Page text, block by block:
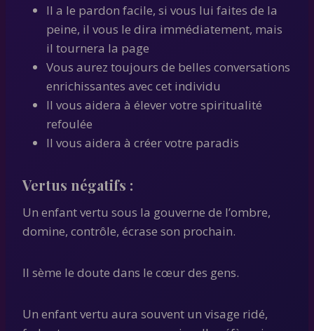
Il a le pardon facile, si vous lui faites de la
peine, il vous le dira immédiatement, mais
il tournera la page
Vous aurez toujours de belles conversations
enrichissantes avec cet individu
Il vous aidera à élever votre spiritualité
refoulée
Il vous aidera à créer votre paradis
Vertus négatifs :
Un enfant vertu sous la gouverne de l’ombre,
domine, contrôle, écrase son prochain.
Il sème le doute dans le cœur des gens.
Un enfant vertu aura souvent un visage ridé,